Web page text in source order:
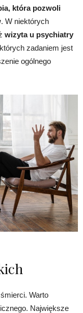
która pozwoli
. W niektórych
wizyta u psychiatry
zadaniem jest
ogólnego
Warto
Największe